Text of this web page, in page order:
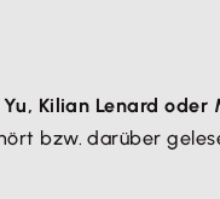
Kilian Lenard oder
bzw. darüber